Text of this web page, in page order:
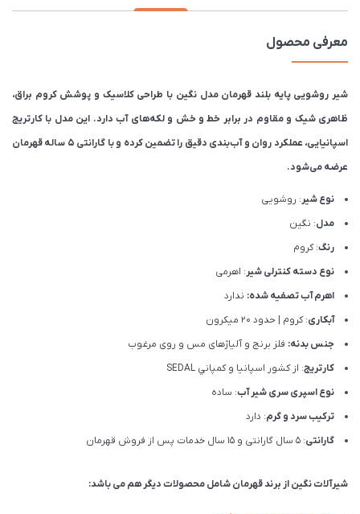
معرفی محصول
شیر روشویی پایه بلند قهرمان مدل نگین با طراحی کلاسیک و پوشش کروم براق،
ظاهری شیک و مقاوم در برابر خط و خش و لکه‌های آب دارد. این مدل با کارتریج
اسپانیایی، عملکرد روان و آب‌بندی دقیق را تضمین کرده و با گارانتی ۵ ساله قهرمان
عرضه می‌شود.
نوع شیر: روشویی
مدل: نگین
رنگ: کروم
نوع دسته کنترلی شیر: اهرمی
اهرم آب تصفیه شده: ندارد
آبکاری: کروم | حدود 20 میکرون
جنس بدنه: فلز برنج و آلیاژهای مس و روی مرغوب
کارتریج: از كشور اسپانيا و كمپاني SEDAL
نوع اسپری سری شیر آب: ساده
ترکیب سرد و گرم: دارد
گارانتی: 5 سال گارانتی و 15 سال خدمات پس از فروش قهرمان
شیرآلات نگین از برند قهرمان شامل محصولات دیگر هم می باشد: